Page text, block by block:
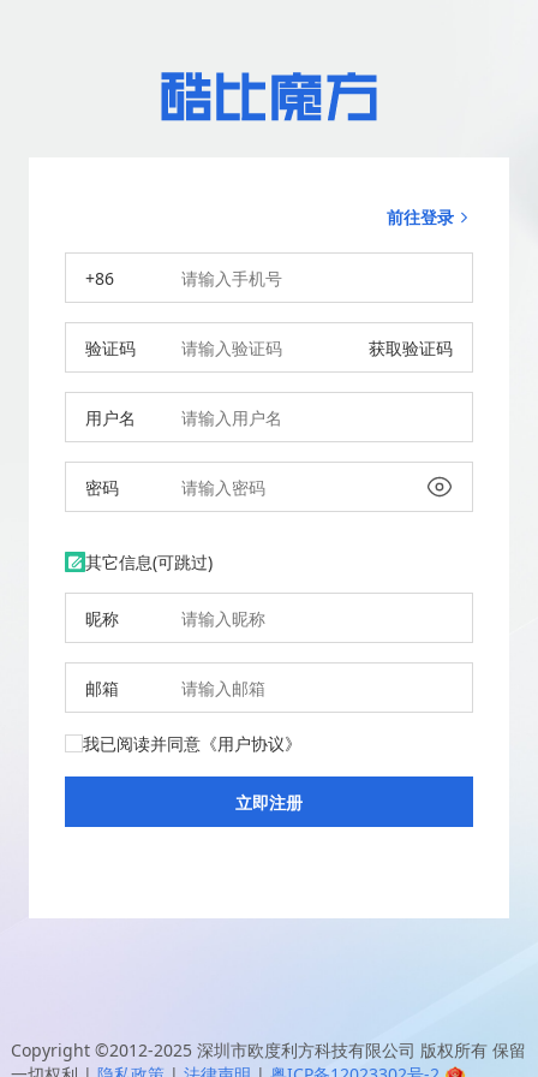
前往登录
+86
验证码 获取验证码
用户名
密码
其它信息(可跳过)
昵称
邮箱
我已阅读并同意 《用户协议》
Copyright ©2012-2025 深圳市欧度利方科技有限公司 版权所有 保留